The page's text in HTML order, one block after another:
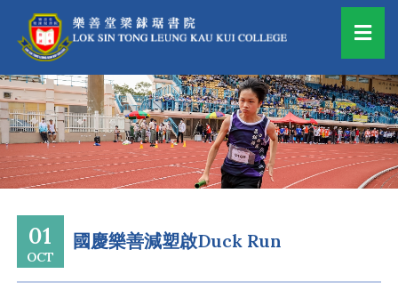
01
OCT
國慶樂善減塑啟Duck Run